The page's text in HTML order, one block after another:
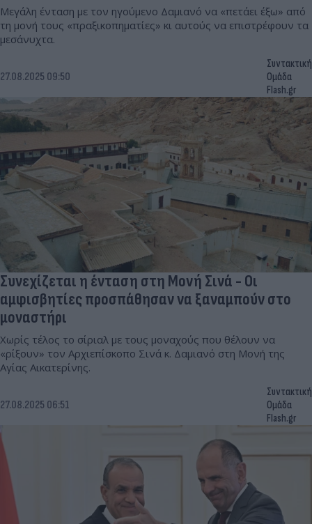
Μεγάλη ένταση με τον ηγούμενο Δαμιανό να «πετάει έξω» από
τη μονή τους «πραξικοπηματίες» κι αυτούς να επιστρέφουν τα
μεσάνυχτα.
27.08.2025 09:50
Συντακτική
Ομάδα
Flash.gr
Συνεχίζεται η ένταση στη Μονή Σινά - Οι
αμφισβητίες προσπάθησαν να ξαναμπούν στο
μοναστήρι
Χωρίς τέλος το σίριαλ με τους μοναχούς που θέλουν να
«ρίξουν» τον Αρχιεπίσκοπο Σινά κ. Δαμιανό στη Μονή της
Αγίας Αικατερίνης.
27.08.2025 06:51
Συντακτική
Ομάδα
Flash.gr